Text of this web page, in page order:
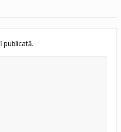
publicată.